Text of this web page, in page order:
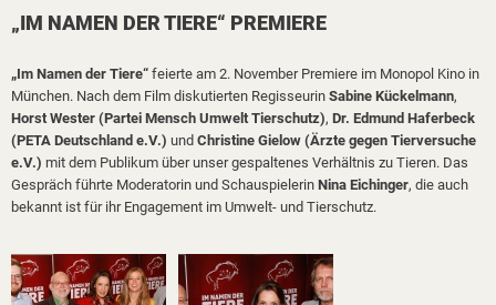
„IM NAMEN DER TIERE“ PREMIERE
„Im Namen der Tiere“ feierte am 2. November Premiere im Monopol Kino in
München. Nach dem Film diskutierten Regisseurin Sabine Kückelmann,
Horst Wester (Partei Mensch Umwelt Tierschutz), Dr. Edmund Haferbeck
(PETA Deutschland e.V.) und Christine Gielow (Ärzte gegen Tierversuche
e.V.) mit dem Publikum über unser gespaltenes Verhältnis zu Tieren. Das
Gespräch führte Moderatorin und Schauspielerin Nina Eichinger, die auch
bekannt ist für ihr Engagement im Umwelt- und Tierschutz.